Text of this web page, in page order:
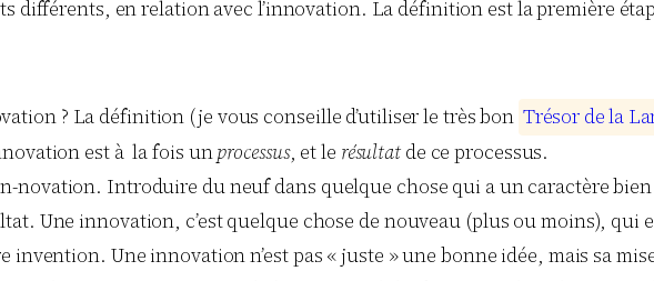
différents, en relation avec l’innovation. La définition est la première
? La définition (je vous conseille d’utiliser le très bon Trésor dela La
est à la fois unprocessus, et le résultatde ce processus.
novation. Introduire du neuf dans quelque chose qui a un caractère
Une innovation, c’est quelque chose de nouveau (plus ou moins), qui
invention. Une innovation n’est pas « juste » une bonne idée, mais sa